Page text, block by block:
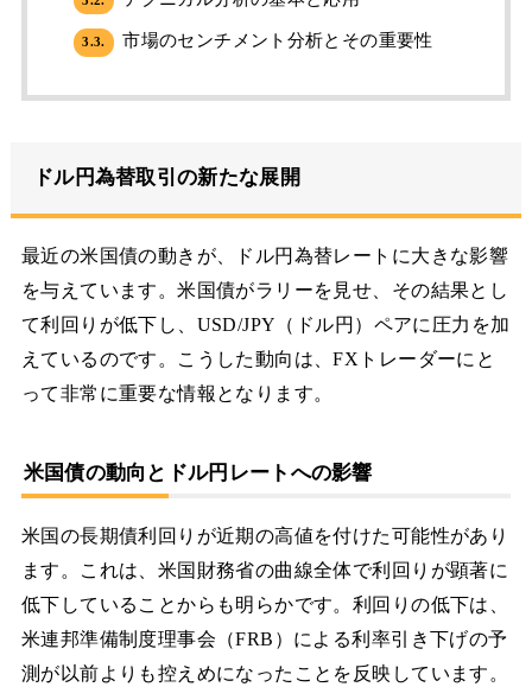
3.3. 市場のセンチメント分析とその重要性
ドル円為替取引の新たな展開
最近の米国債の動きが、ドル円為替レートに大きな影響
を与えています。米国債がラリーを見せ、その結果とし
て利回りが低下し、USD/JPY（ドル円）ペアに圧力を加
えているのです。こうした動向は、FXトレーダーにと
って非常に重要な情報となります。
米国債の動向とドル円レートへの影響
米国の長期債利回りが近期の高値を付けた可能性があり
ます。これは、米国財務省の曲線全体で利回りが顕著に
低下していることからも明らかです。利回りの低下は、
米連邦準備制度理事会（FRB）による利率引き下げの予
測が以前よりも控えめになったことを反映しています。